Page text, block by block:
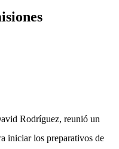
Rodríguez, reunió un
iniciar los preparativos de